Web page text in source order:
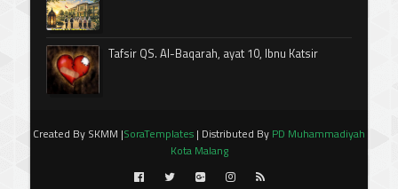
Tafsir QS. Al-Baqarah, ayat 10, Ibnu Katsir
Created By SKMM |SoraTemplates | Distributed By PD Muhammadiyah
Kota Malang